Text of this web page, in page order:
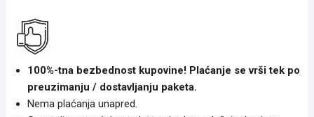
100%-tna bezbednost kupovine! Plaćanje se vrši tek po
preuzimanju / dostavljanju paketa.
Nema plaćanja unapred.